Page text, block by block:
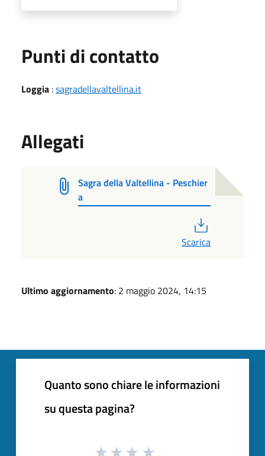
Punti di contatto
Loggia :sagradellavaltellina.it
Allegati
Sagra della Valtellina - Peschier
a
Scarica
Ultimo aggiornamento: 2 maggio 2024, 14:15
Quanto sono chiare le informazioni
su questa pagina?